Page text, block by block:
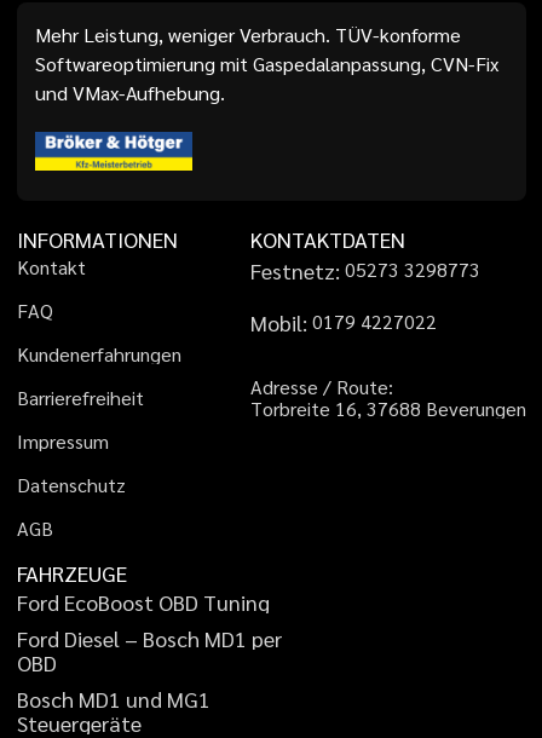
Mehr Leistung, weniger Verbrauch. TÜV-konforme
Softwareoptimierung mit Gaspedalanpassung, CVN-Fix
und VMax-Aufhebung.
INFORMATIONEN
Kontakt
FAQ
Kundenerfahrungen
Barrierefreiheit
Impressum
Datenschutz
AGB
KONTAKTDATEN
Festnetz: 05273 3298773
Mobil: 01 79 4227022
Adresse / Route:
Torbreite 16, 37688 Beverungen
FAHRZEUGE
Ford EcoBoost OBD Tuning
Ford Diesel – Bosch MD1 per
OBD
Bosch MD1 und MG1
Steuergeräte